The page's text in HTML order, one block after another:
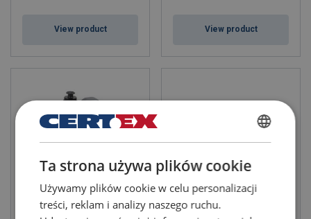
View product View product
Hydraulic Oils ECO Power
Hydraulic Hoses - Standard
Hoses - H SOU
POLISH
ENGLISH TRANSLATION
Ta strona używa plików cookie
Używamy plików cookie w celu personalizacji
treści, reklam i analizy naszego ruchu.